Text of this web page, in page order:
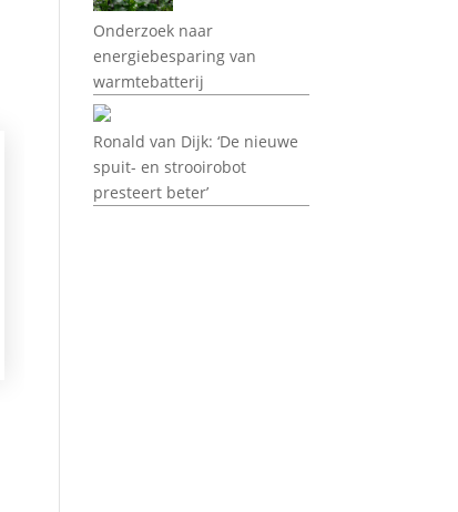
Onderzoek naar
energiebesparing van
warmtebatterij
Ronald van Dijk: ‘De nieuwe
spuit- en strooirobot
presteert beter’